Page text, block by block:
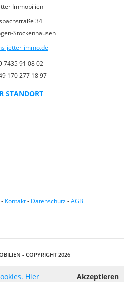
Immobilien
34
Stockenhausen
jetter-immo.de
7435 91 08 02
170 277 18 97
STANDORT
Kontakt- Datenschutz-AGB
- COPYRIGHT 2026
Hier Akzeptieren